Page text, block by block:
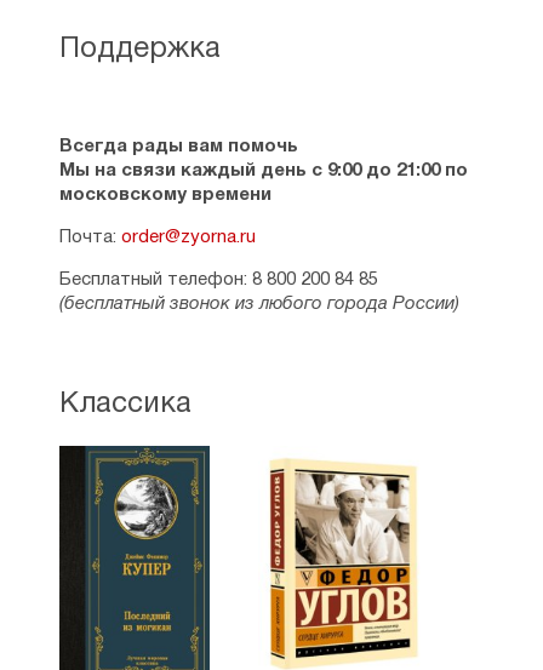
Поддержка
Всегда рады вам помочь
Мы на связи каждый день с 9:00 до 21:00 по
московскому времени
Почта: order@zyorna.ru
Бесплатный телефон: 8 800 200 84 85
(бесплатный звонок из любого города России)
Классика